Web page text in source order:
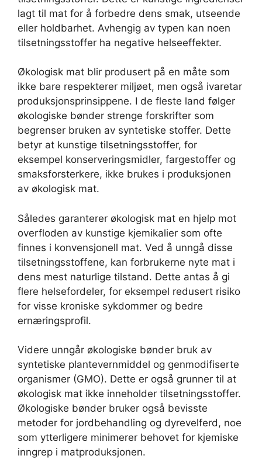
lagt til mat for å forbedre dens smak, utseende
eller holdbarhet. Avhengig av typen kan noen
tilsetningsstoffer ha negative helseeffekter.
Økologisk mat blir produsert på en måte som
ikke bare respekterer miljøet, men også ivaretar
produksjonsprinsippene. I de fleste land følger
økologiske bønder strenge forskrifter som
begrenser bruken av syntetiske stoffer. Dette
betyr at kunstige tilsetningsstoffer, for
eksempel konserveringsmidler, fargestoffer og
smaksforsterkere, ikke brukes i produksjonen
av økologisk mat.
Således garanterer økologisk mat en hjelp mot
overfloden av kunstige kjemikalier som ofte
finnes i konvensjonell mat. Ved å unngå disse
tilsetningsstoffene, kan forbrukerne nyte mat i
dens mest naturlige tilstand. Dette antas å gi
flere helsefordeler, for eksempel redusert risiko
for visse kroniske sykdommer og bedre
ernæringsprofil.
Videre unngår økologiske bønder bruk av
syntetiske plantevernmiddel og genmodifiserte
organismer (GMO). Dette er også grunner til at
økologisk mat ikke inneholder tilsetningsstoffer.
Økologiske bønder bruker også bevisste
metoder for jordbehandling og dyrevelferd, noe
som ytterligere minimerer behovet for kjemiske
inngrep i matproduksjonen.